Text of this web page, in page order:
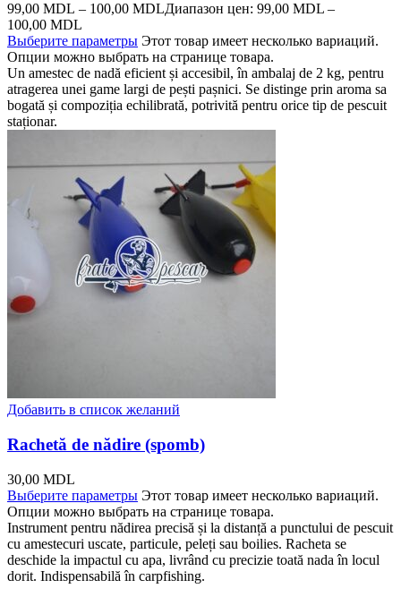
99,00 MDL – 100,00 MDLДиапазон цен: 99,00 MDL –
100,00 MDL
Выберите параметры Этот товар имеет несколько вариаций.
Опции можно выбрать на странице товара.
Un amestec de nadă eficient și accesibil, în ambalaj de 2 kg, pentru
atragerea unei game largi de pești pașnici. Se distinge prin aroma sa
bogată și compoziția echilibrată, potrivită pentru orice tip de pescuit
staționar.
Добавить в список желаний
Rachetă de nădire (spomb)
30,00 MDL
Выберите параметры Этот товар имеет несколько вариаций.
Опции можно выбрать на странице товара.
Instrument pentru nădirea precisă și la distanță a punctului de pescuit
cu amestecuri uscate, particule, peleți sau boilies. Racheta se
deschide la impactul cu apa, livrând cu precizie toată nada în locul
dorit. Indispensabilă în carpfishing.